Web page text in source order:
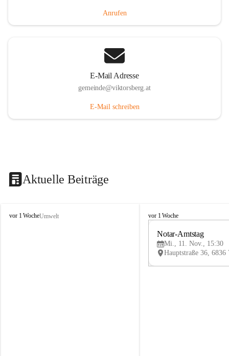
Anrufen
E-Mail Adresse
gemeinde@viktorsberg.at
E-Mail schreiben
Aktuelle Beiträge
V
vor 1 WocheUmwelt
V
vor 1 Woche
Notar-Amtstag
Mi., 11. Nov., 15:30